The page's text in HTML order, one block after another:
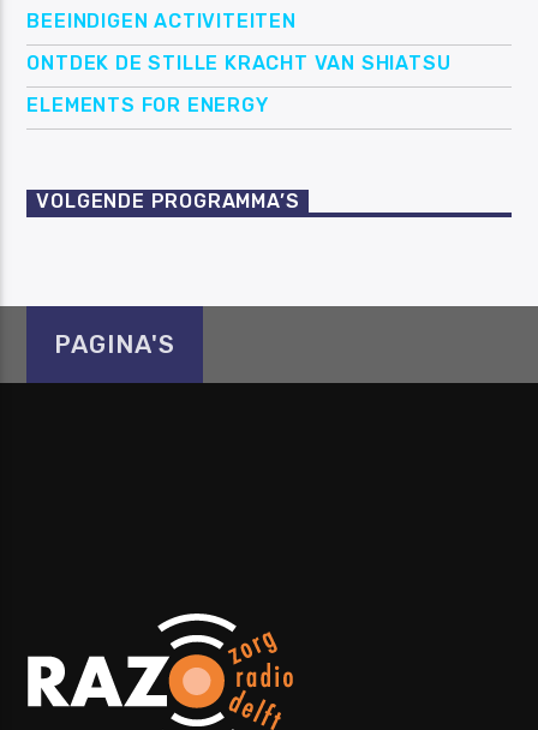
BEEINDIGEN ACTIVITEITEN
ONTDEK DE STILLE KRACHT VAN SHIATSU
ELEMENTS FOR ENERGY
VOLGENDE PROGRAMMA’S
PAGINA'S